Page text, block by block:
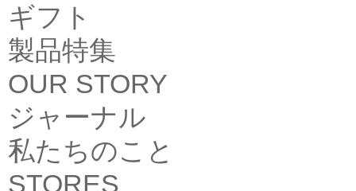
ギフト
製品特集
OUR STORY
ジャーナル
私たちのこと
STORES